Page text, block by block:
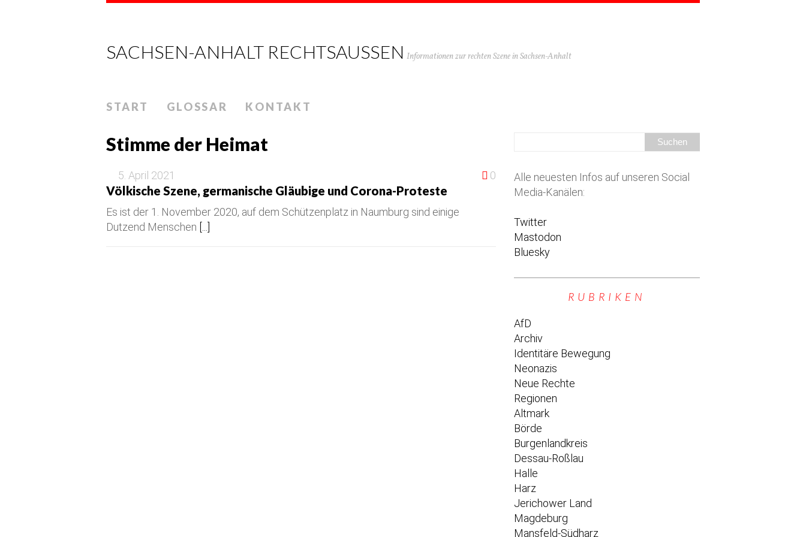
SACHSEN-ANHALT RECHTSAUSSEN Informationen zur rechten Szene in Sachsen-Anhalt
START GLOSSAR KONTAKT
Stimme der Heimat
5. April 2021 0
Völkische Szene, germanische Gläubige und Corona-Proteste
Es ist der 1. November 2020, auf dem Schützenplatz in Naumburg sind einige
Dutzend Menschen
Alle neuesten Infos auf unseren Social
Media-Kanälen:
Twitter
Mastodon
Bluesky
RUBRIKEN
AfD
Archiv
Identitäre Bewegung
Neonazis
Neue Rechte
Regionen
Altmark
Börde
Burgenlandkreis
Dessau-Roßlau
Halle
Harz
Jerichower Land
Magdeburg
Mansfeld-Südharz